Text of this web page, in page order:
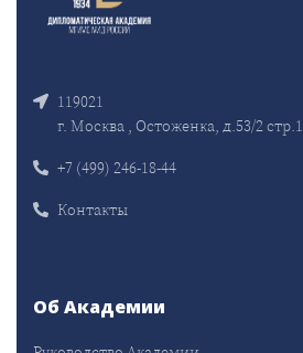
119021
г. Москва , Остоженка, д.53/2 стр.1
+7 (499) 246-18-44
Контакты
Об Академии